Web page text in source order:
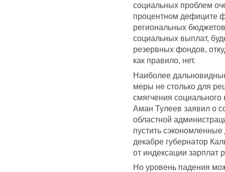
социальных проблем
процентном дефиците
региональных
социальных выплат,
резервных фондов,
как правило, нет.
Наиболее
меры не столько для
смягчения
Аман Тулеев заявил о
областной
пустить
декабре губернатор
от индексации зарплат
Но уровень падения